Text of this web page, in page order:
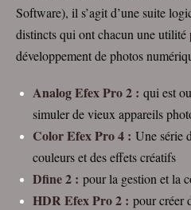
Software), il s’agit d’une suite
distincts qui ont chacun une utilité
développement de photos
Analog Efex Pro 2 : qui est
simuler de vieux appareils
Color Efex Pro 4 : Une série
couleurs et des effets créatifs
Dfine 2 : pour la gestion et la
HDR Efex Pro 2 : pour créer